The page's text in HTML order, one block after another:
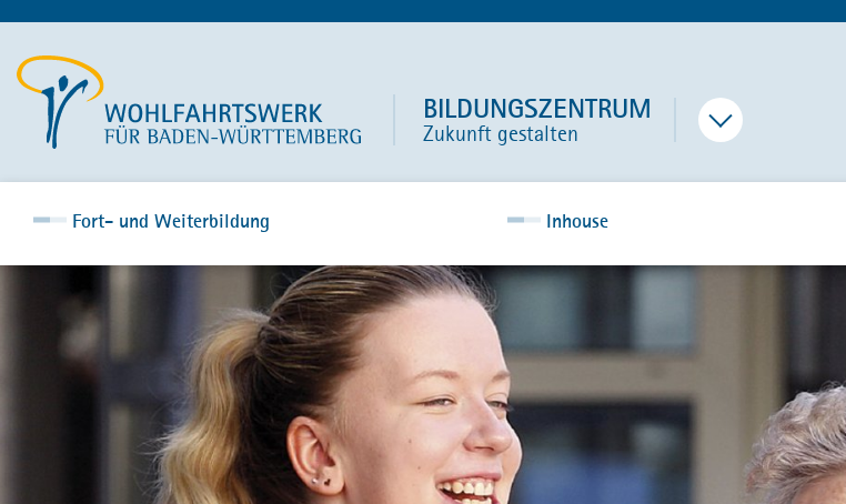
BILDUNGSZENTRUM
Zukunft gestalten
Fort- und Weiterbildung Inhouse